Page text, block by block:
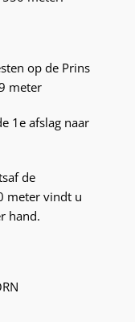
op de Prins
meter
1e afslag naar
de
meter vindt u
hand.